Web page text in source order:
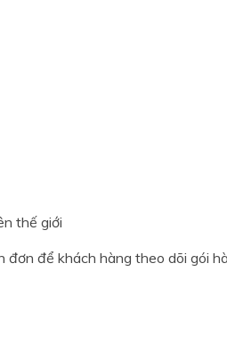
thế giới
để khách hàng theo dõi gói